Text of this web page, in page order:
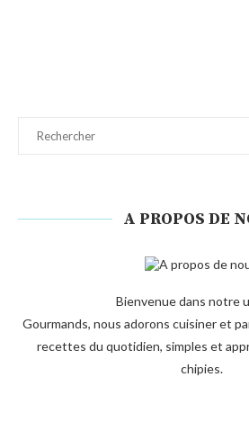
A PROPOS DE
Bienvenue dans notre
Gourmands, nous adorons cuisiner et
recettes du quotidien, simples et
chipies.